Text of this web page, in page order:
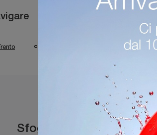
Letti Novamobili Desenzano Del Garda
Sfoglia i cataloghi